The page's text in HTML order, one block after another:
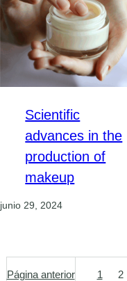
Scientific
advances in the
production of
makeup
junio 29, 2024
Página anterior 1 2